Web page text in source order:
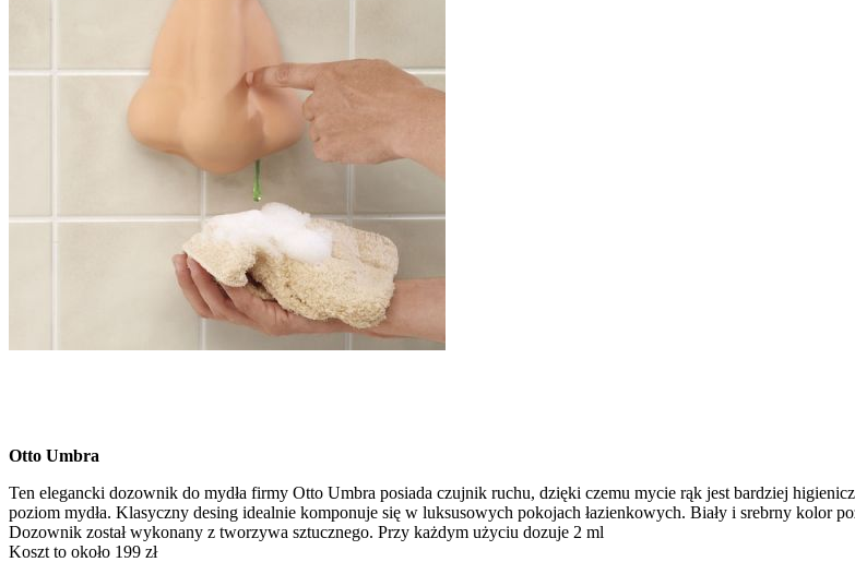
Otto Umbra
Ten elegancki dozownik do mydła firmy Otto Umbra posiada czujnik ruchu, dzięki czemu mycie rąk jest bardziej
poziom mydła. Klasyczny desing idealnie komponuje się w luksusowych pokojach łazienkowych. Biały i srebrny kolor
Dozownik został wykonany z tworzywa sztucznego. Przy każdym użyciu dozuje 2 ml
Koszt to około 199 zł